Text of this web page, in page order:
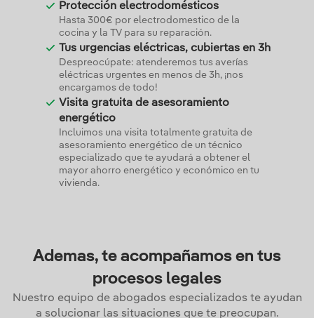
Protección electrodomésticos
Hasta 300€ por electrodomestico de la
cocina y la TV para su reparación.
Tus urgencias eléctricas, cubiertas en 3h
Despreocúpate: atenderemos tus averías
eléctricas urgentes en menos de 3h, ¡nos
encargamos de todo!
Visita gratuita de asesoramiento
energético
Incluimos una visita totalmente gratuita de
asesoramiento energético de un técnico
especializado que te ayudará a obtener el
mayor ahorro energético y económico en tu
vivienda.
Ademas, te acompañamos en tus
procesos legales
Nuestro equipo de abogados especializados te ayudan
a solucionar las situaciones que te preocupan.